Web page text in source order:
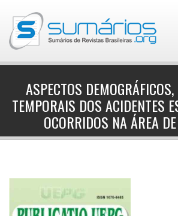
ASPECTOS
TEMPORAIS DOS ACIDENTES
OCORRIDOS NA ÁREA